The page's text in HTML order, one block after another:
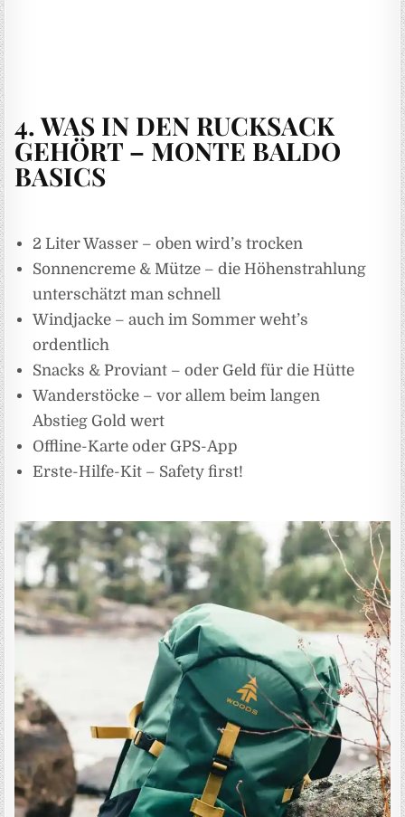
4. WAS IN DEN RUCKSACK
GEHÖRT – MONTE BALDO
BASICS
2 Liter Wasser – oben wird’s trocken
Sonnencreme & Mütze – die Höhenstrahlung
unterschätzt man schnell
Windjacke – auch im Sommer weht’s
ordentlich
Snacks & Proviant – oder Geld für die Hütte
Wanderstöcke – vor allem beim langen
Abstieg Gold wert
Offline-Karte oder GPS-App
Erste-Hilfe-Kit – Safety first!